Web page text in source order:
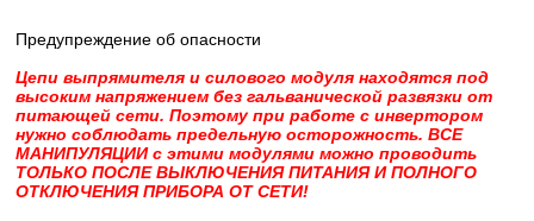
Предупреждение об опасности
Цепи выпрямителя и силового модуля находятся под
высоким напряжением без гальванической развязки от
питающей сети. Поэтому при работе с инвертором
нужно соблюдать предельную осторожность. ВСЕ
МАНИПУЛЯЦИИ с этими модулями можно проводить
ТОЛЬКО ПОСЛЕ ВЫКЛЮЧЕНИЯ ПИТАНИЯ И ПОЛНОГО
ОТКЛЮЧЕНИЯ ПРИБОРА ОТ СЕТИ!